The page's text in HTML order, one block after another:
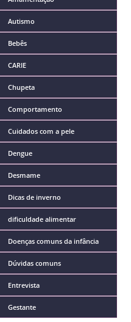
Autismo
Bebês
CARIE
Chupeta
Comportamento
Cuidados com a pele
Dengue
Desmame
Dicas de inverno
dificuldade alimentar
Doenças comuns da infância
Dúvidas comuns
Entrevista
Gestante